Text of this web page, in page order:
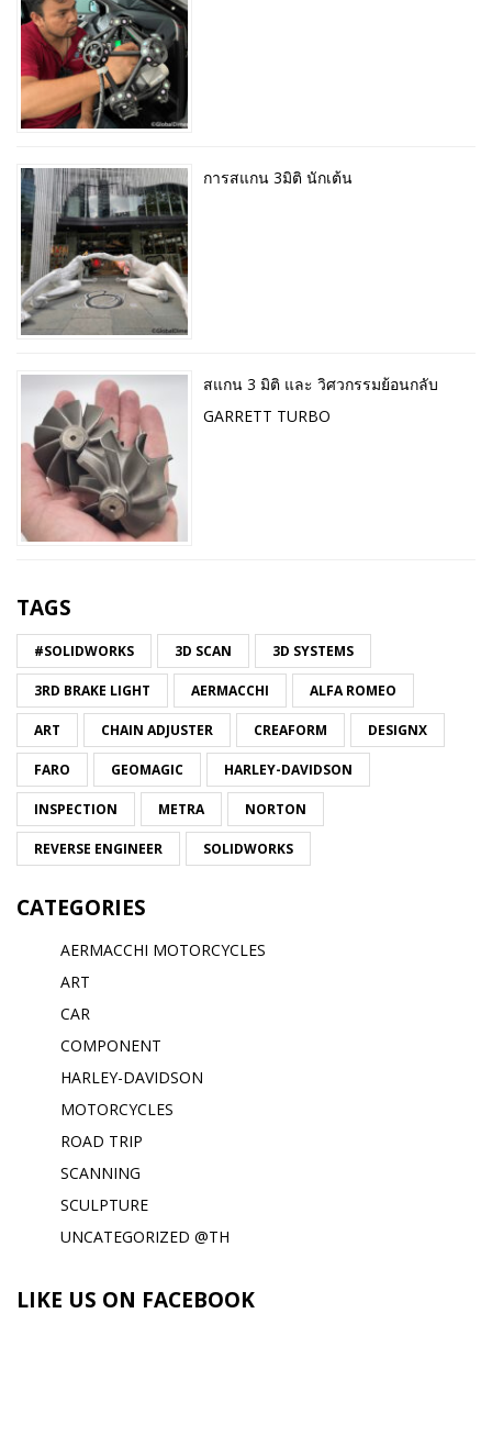
การสแกน 3มิติ นักเต้น
สแกน 3 มิติ และ วิศวกรรมย้อนกลับ
GARRETT TURBO
TAGS
#SOLIDWORKS 3D SCAN 3D SYSTEMS
3RD BRAKE LIGHT AERMACCHI ALFA ROMEO
ART CHAIN ADJUSTER CREAFORM DESIGNX
FARO GEOMAGIC HARLEY-DAVIDSON
INSPECTION METRA NORTON
REVERSE ENGINEER SOLIDWORKS
CATEGORIES
AERMACCHI MOTORCYCLES
ART
CAR
COMPONENT
HARLEY-DAVIDSON
MOTORCYCLES
ROAD TRIP
SCANNING
SCULPTURE
UNCATEGORIZED @TH
LIKE US ON FACEBOOK